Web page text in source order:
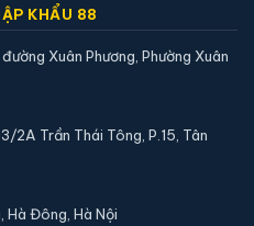
chính hãng
KHẨU 88
Xuân Phương, Phường Xuân
2A Trần Thái Tông, P.15, Tân
Hà Đông, Hà Nội